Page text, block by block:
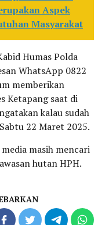
Aspek
Masyarakat
Humas Polda
WhatsApp 0822
memberikan
Ketapang saat di
kalau sudah
22 Maret 2025.
masih mencari
hutan HPH.